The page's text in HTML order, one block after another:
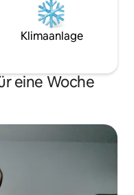
Klimaanlage
eine Woche